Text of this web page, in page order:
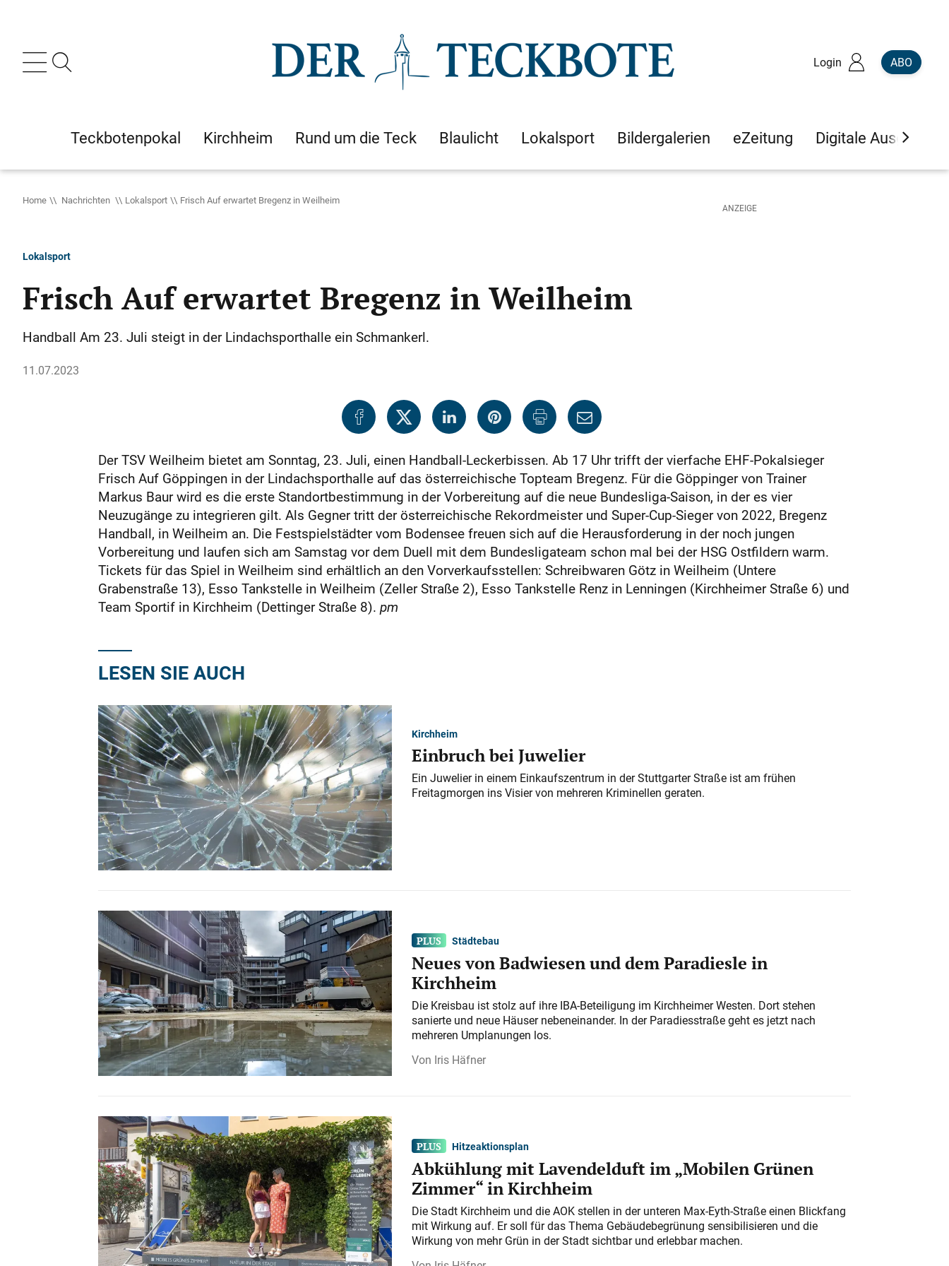
Login ABO
Teckbotenpokal Kirchheim Rund um die Teck Blaulicht Lokalsport Bildergalerien eZeitung Digitale Ausgaben
Home Nachrichten Lokalsport Frisch Auf erwartet Bregenz in Weilheim
Lokalsport
Frisch Auf erwartet Bregenz in Weilheim
Handball Am 23. Juli steigt in der Lindachsporthalle ein Schmankerl.
11.07.2023
Der TSV Weilheim bietet am Sonntag, 23. Juli, einen Handball-Leckerbissen. Ab 17 Uhr trifft der vierfache EHF-Pokalsieger
Frisch Auf Göppingen in der Lindachsporthalle auf das österreichische Topteam Bregenz. Für die Göppinger von Trainer
Markus Baur wird es die erste Standortbestimmung in der Vorbereitung auf die neue Bundesliga-Saison, in der es vier
Neuzugänge zu integrieren gilt. Als Gegner tritt der österreichische Rekordmeister und Super-Cup-Sieger von 2022, Bregenz
Handball, in Weilheim an. Die Festspielstädter vom Bodensee freuen sich auf die Herausforderung in der noch jungen
Vorbereitung und laufen sich am Samstag vor dem Duell mit dem Bundesligateam schon mal bei der HSG Ostfildern warm.
Tickets für das Spiel in Weilheim sind erhältlich an den Vorverkaufsstellen: Schreibwaren Götz in Weilheim (Untere
Grabenstraße 13), Esso Tankstelle in Weilheim (Zeller Straße 2), Esso Tankstelle Renz in Lenningen (Kirchheimer Straße 6) und
Team Sportif in Kirchheim (Dettinger Straße 8). pm
LESEN SIE AUCH
Kirchheim
Einbruch bei Juwelier
Ein Juwelier in einem Einkaufszentrum in der Stuttgarter Straße ist am frühen
Freitagmorgen ins Visier von mehreren Kriminellen geraten.
Städtebau
Neues von Badwiesen und dem Paradiesle in
Kirchheim
Die Kreisbau ist stolz auf ihre IBA-Beteiligung im Kirchheimer Westen. Dort stehen
sanierte und neue Häuser nebeneinander. In der Paradiesstraße geht es jetzt nach
mehreren Umplanungen los.
Iris Häfner
Hitzeaktionsplan
Abkühlung mit Lavendelduft im „Mobilen Grünen
Zimmer“ in Kirchheim
Die Stadt Kirchheim und die AOK stellen in der unteren Max-Eyth-Straße einen Blickfang
mit Wirkung auf. Er soll für das Thema Gebäudebegrünung sensibilisieren und die
Wirkung von mehr Grün in der Stadt sichtbar und erlebbar machen.